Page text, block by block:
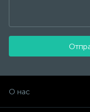
О нас